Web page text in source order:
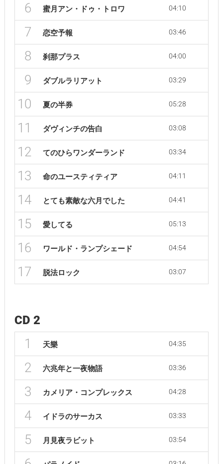
6 蜜月アン・ドゥ・トロワ 04:10
7 恋空予報 03:46
8 刹那プラス 04:00
9 ダブルラリアット 03:29
10 夏の半券 05:28
11 ダヴィンチの告白 03:08
12 てのひらワンダーランド 03:34
13 命のユースティティア 04:11
14 とても素敵な六月でした 04:41
15 愛してる 05:13
16 ワールド・ランプシェード 04:54
17 脱法ロック 03:07
CD 2
1 天樂 04:35
2 六兆年と一夜物語 03:36
3 カメリア・コンプレックス 04:28
4 イドラのサーカス 03:33
5 月見夜ラビット 03:54